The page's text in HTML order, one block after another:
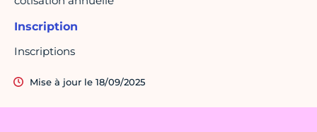
Inscription
Inscriptions
Mise à jour le 18/09/2025